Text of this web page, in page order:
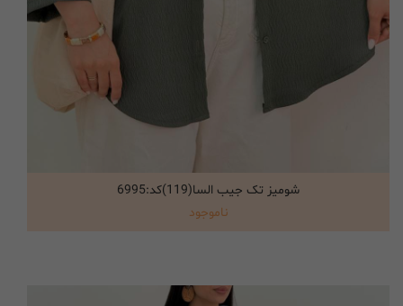
انتخاب گزینه ها
شومیز تک جیب السا(119)کد:6995
ناموجود